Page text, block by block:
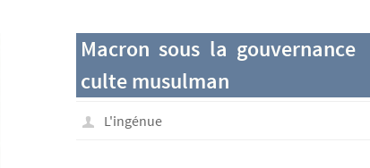
Macron sous la
culte musulman
L'ingénue